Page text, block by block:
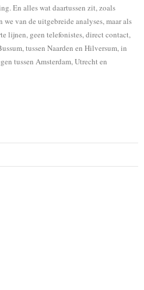
En alles wat daartussen zit, zoals
van de uitgebreide analyses, maar als
lijnen, geen telefonistes, direct contact,
tussen Naarden en Hilversum, in
tussen Amsterdam, Utrecht en